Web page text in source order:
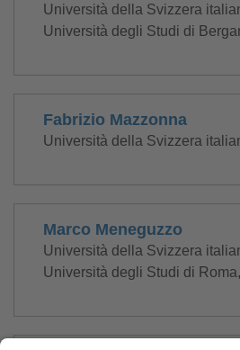
Università della Svizzera
Università degli Studi di
Fabrizio Mazzonna
Università della Svizzera
Marco Meneguzzo
Università della Svizzera
Università degli Studi di